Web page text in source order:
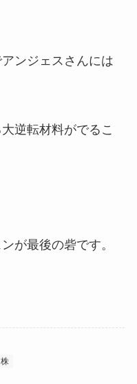
ンジェスさんには
逆転材料がでるこ
が最後の砦です。
株